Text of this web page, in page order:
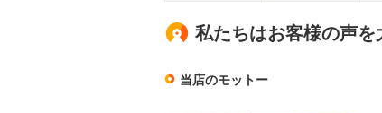
私たちはお客様の声
当店のモットー